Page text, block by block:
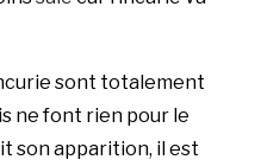
sont totalement
ne font rien pour le
son apparition, il est